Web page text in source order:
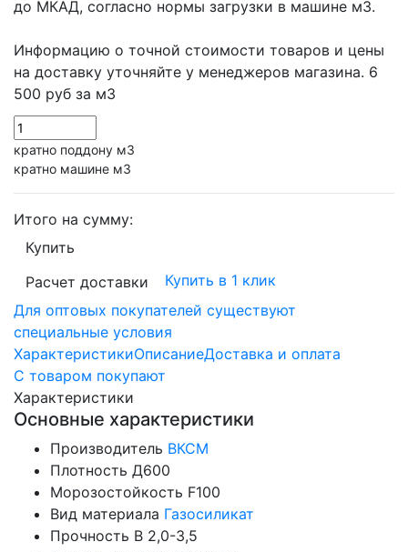
до МКАД, согласно нормы загрузки в машине м3.
Информацию о точной стоимости товаров и цены
на доставку уточняйте у менеджеров магазина. 6
500 руб за м3
кратно поддону м3
кратно машине м3
Итого на сумму:
Купить
Расчет доставки
Купить в 1 клик
Для оптовых покупателей существуют
специальные условия
ХарактеристикиОписаниеДоставка и оплата
С товаром покупают
Характеристики
Основные характеристики
Производитель ВКСМ
Плотность Д600
Морозостойкость F100
Вид материала Газосиликат
Прочность B 2,0-3,5